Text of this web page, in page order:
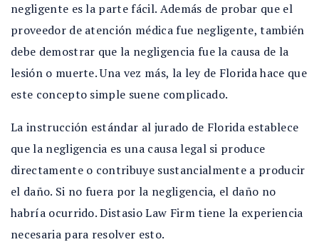
negligente es la parte fácil. Además de probar que el
proveedor de atención médica fue negligente, también
debe demostrar que la negligencia fue la causa de la
lesión o muerte. Una vez más, la ley de Florida hace que
este concepto simple suene complicado.
La instrucción estándar al jurado de Florida establece
que la negligencia es una causa legal si produce
directamente o contribuye sustancialmente a producir
el daño. Si no fuera por la negligencia, el daño no
habría ocurrido. Distasio Law Firm tiene la experiencia
necesaria para resolver esto.